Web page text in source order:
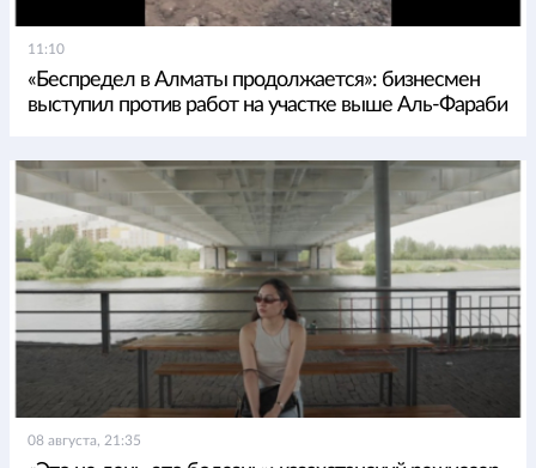
11:10
«Беспредел в Алматы продолжается»: бизнесмен
выступил против работ на участке выше Аль-Фараби
08 августа, 21:35